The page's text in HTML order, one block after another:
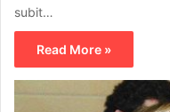
subit…
Read More »